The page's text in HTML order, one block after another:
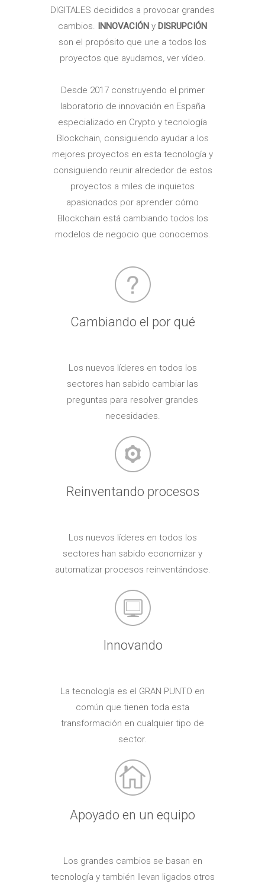
DIGITALES decididos a provocar grandes
cambios. INNOVACIÓN y DISRUPCIÓN
son el propósito que une a todos los
proyectos que ayudamos, ver vídeo.
Desde 2017 construyendo el primer
laboratorio de innovación en España
especializado en Crypto y tecnología
Blockchain, consiguiendo ayudar a los
mejores proyectos en esta tecnología y
consiguiendo reunir alrededor de estos
proyectos a miles de inquietos
apasionados por aprender cómo
Blockchain está cambiando todos los
modelos de negocio que conocemos.
Cambiando el por qué
Los nuevos líderes en todos los
sectores han sabido cambiar las
preguntas para resolver grandes
necesidades.
Reinventando procesos
Los nuevos líderes en todos los
sectores han sabido economizar y
automatizar procesos reinventándose.
Innovando
La tecnología es el GRAN PUNTO en
común que tienen toda esta
transformación en cualquier tipo de
sector.
Apoyado en un equipo
Los grandes cambios se basan en
tecnología y también llevan ligados otros